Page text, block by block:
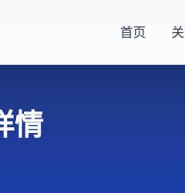
首页
情